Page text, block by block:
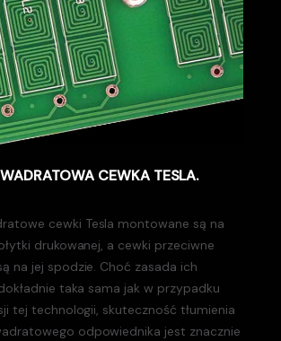
CEWKA TESLA.
cewki Tesla montowane są na
drukowanej, a cewki przeciwne
na jej spodzie. Choć zasada ich
taka sama jak w przypadku
tej technologii, skuteczność tłumienia
odpowiednika jest znacznie